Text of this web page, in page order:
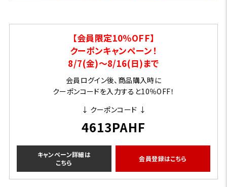
【会員限定10％OFF】
クーポンキャンペーン！
8/7(金)～8/16(日)まで
会員ログイン後、商品購入時に
クーポンコードを入力すると10％OFF！
↓ クーポンコード ↓
4613PAHF
キャンペーン詳細は
こちら
会員登録はこちら